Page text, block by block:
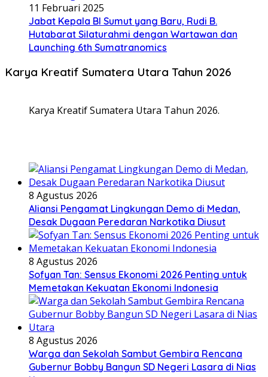
11 Februari 2025
Jabat Kepala BI Sumut yang Baru, Rudi B.
Hutabarat Silaturahmi dengan Wartawan dan
Launching 6th Sumatranomics
Karya Kreatif Sumatera Utara Tahun 2026
Karya Kreatif Sumatera Utara Tahun 2026.
8 Agustus 2026
Aliansi Pengamat Lingkungan Demo di Medan,
Desak Dugaan Peredaran Narkotika Diusut
8 Agustus 2026
Sofyan Tan: Sensus Ekonomi 2026 Penting untuk
Memetakan Kekuatan Ekonomi Indonesia
8 Agustus 2026
Warga dan Sekolah Sambut Gembira Rencana
Gubernur Bobby Bangun SD Negeri Lasara di Nias